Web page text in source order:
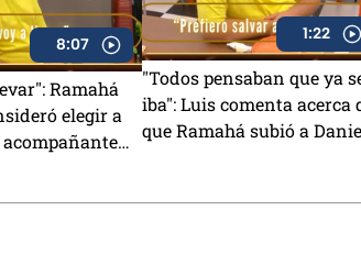
8:07
Ramahá
elegir a
1:22
"Todos pensaban que ya
iba": Luis comenta acerca
que Ramahá subió a